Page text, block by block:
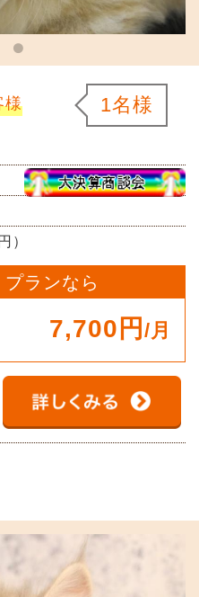
様 1名様
）
ランなら
7,700円 /月